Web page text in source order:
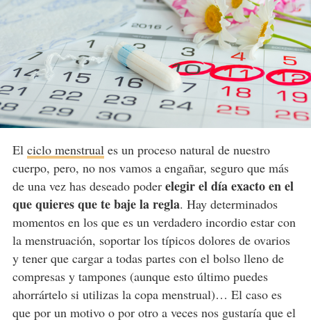
El ciclo menstruales un proceso natural de nuestro
cuerpo, pero, no nos vamos a engañar, seguro que más
de una vez has deseado poder elegir el día exacto en el
que quieres que te baje la regla. Hay determinados
momentos en los que es un verdadero incordio estar con
la menstruación, soportar los típicos dolores de ovarios
y tener que cargar a todas partes con el bolso lleno de
compresas y tampones (aunque esto último puedes
ahorrártelo si utilizas la copa menstrual)… El caso es
que por un motivo o por otro a veces nos gustaría que el